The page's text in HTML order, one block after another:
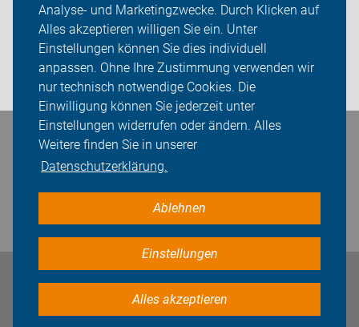
Analyse- und Marketingzwecke. Durch Klicken auf
Alles akzeptieren willigen Sie ein. Unter
Einstellungen können Sie dies individuell
anpassen. Ohne Ihre Zustimmung verwenden wir
nur technisch notwendige Cookies. Die
Einwilligung können Sie jederzeit unter
Einstellungen widerrufen oder ändern. Alles
Weitere finden Sie in unserer
Datenschutzerklärung.
Ablehnen
Einstellungen
Alles akzeptieren
Sei dabei
Presse
Login
Bleiben Sie in Kontakt